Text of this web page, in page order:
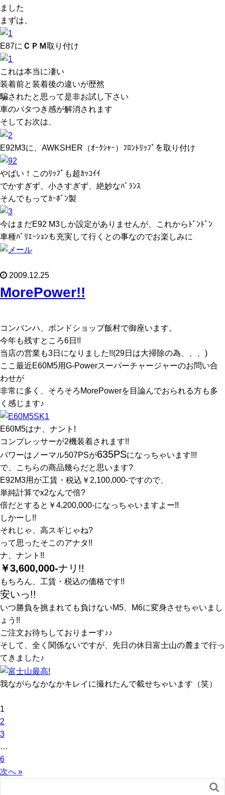
ました
まずは、
E87に ＣＰＭ取り付け
これは本当に凄い
装着前と装着後の違いが歴然
騙されたと思って是非お試し下さい
車のバタつき感が解消されます
そしてお次は、
E92M3に、AWKSHER（ｵｰｸｼｬｰ）ﾌﾛﾝﾄﾘｯﾌﾟを取り付け
やばい！このﾘｯﾌﾟも超ｶｯｺｲｲ
でかすぎず、小さすぎず、絶妙なﾊﾞﾗﾝｽ
そんでもってｶｰﾎﾞﾝ製
今はまだE92 M3しか設定がありませんが、これからﾄﾞﾝﾄﾞﾝ
車種ﾊﾞﾘｴｰｼｮﾝも充実して行くとの事なのでお楽しみに
2009.12.25
MorePower!!
コンバンハ、ボンドショップ飯村で御座います。
今年も残すところ6日!!
当店の営業も3日になりました!!(29日は大掃除の為、、、)
ここ最近E60M5用G-Powerスーパーチャージャーのお問い合
わせが
非常に多く、そろそろMorePowerを目論んでおられる方も多
く感じます♪
E60M5はナ、ナント!
コンプレッサーが2機装着されます!!
パワーはノーマル507PSが635PSになっちゃいます!!!
で、こちらの商品幾らだと思います?
E92M3用が工賃・税込￥2,100,000-ですので、
単純計算でx2なんで倍?
倍だとすると￥4,200,000-になっちゃいますよー!!
しかーし!!
それじゃ、高スギじゃね?
って思ったそこのアナタ!!
ナ、ナント!!
￥3,600,000-ナリ!!
もちろん、工賃・税込の価格です!!
安いっ!!
いつ勝負を挑まれても負けないM5、M6に変身させちゃいまし
ょう!!
ご注文お待ちしておりまーす♪♪
そして、全く関係ないですが、先日の休日富士山の麓まで行っ
てきました♪
我ながらなかなかキレイに撮れたんで載せちゃいます（笑）
1
2
3
…
6
次へ »
